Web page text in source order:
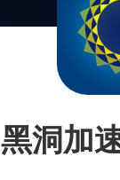
黑洞加